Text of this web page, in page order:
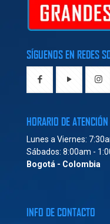
SÍGUENOS EN REDES
HORARIO DE ATENCIÓN
Lunes a Viernes:
Sábados: 8:00am -
Bogotá - Colombia
INFO DE CONTACTO